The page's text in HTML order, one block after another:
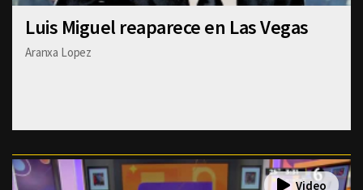
Luis Miguel reaparece en Las Vegas
Aranxa Lopez